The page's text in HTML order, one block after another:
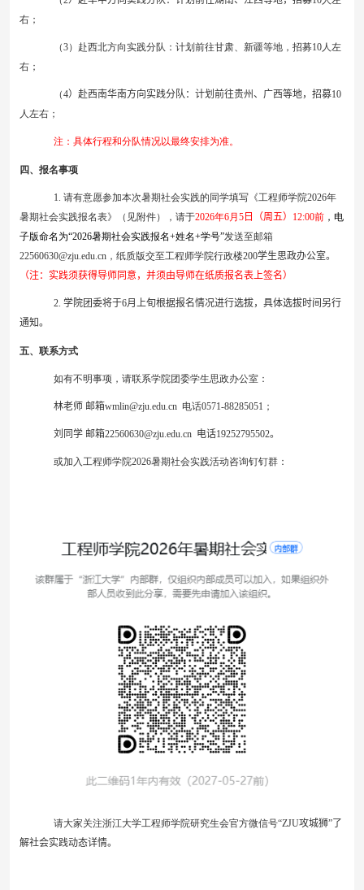
右；
（3）赴西北方向实践分队：计划前往甘肃、新疆等地，招募10人左
右；
（4）赴西南华南方向实践分队：计划前往贵州、广西等地，招募10
人左右；
注：具体行程和分队情况以最终安排为准。
四、报名事项
1.请有意愿参加本次暑期社会实践的同学填写《工程师学院2026年
暑期社会实践报名表》（见附件），请于2026年6月 5 日（周 五） 12:00前 ， 电
子版命名为“2026暑期社会实践报名+姓名+学号”发送至邮箱
22560630@zju.edu.cn ，纸质版交至工程师学院行政楼200学生思政办公室。
（注：实践须获得导师同意，并须由导师在纸质报名表上签名）
2.学院团委将于6月上旬根据报名情况进行选拔，具体选拔时间另行
通知。
五、联系方式
如有不明事项，请联系学院团委学生思政办公室：
林老师 邮箱wmlin@zju.edu.cn 电话0571-88285051 ；
刘同学 邮箱22560630@zju.edu.cn 电话19252795502。
或加入工程师学院2026暑期社会实践活动咨询钉钉群：
请大家关注浙江大学工程师学院研究生会官方微信号“ZJU攻城狮”了
解社会实践动态详情。